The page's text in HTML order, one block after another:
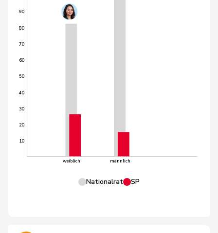
10
20
30
40
50
60
70
80
90
weiblich männlich
Nationalrat SP